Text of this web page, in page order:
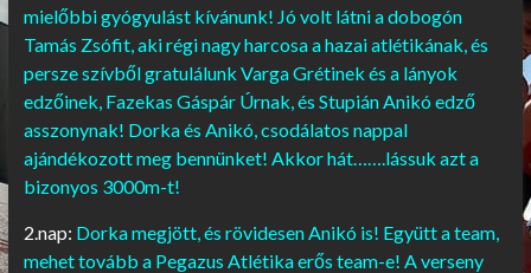
mielőbbi gyógyulást kívánunk! Jó volt látni a dobogón
Tamás Zsófit, aki régi nagy harcosa a hazai atlétikának, és
persze szívből gratulálunk Varga Grétinek és a lányok
edzőinek, Fazekas Gáspár Úrnak, és Stupián Anikó edző
asszonynak! Dorka és Anikó, csodálatos nappal
ajándékozott meg bennünket! Akkor hát…….lássuk azt a
bizonyos 3000m-t!
2.nap: Dorka megjött, és rövidesen Anikó is! Együtt a team,
mehet tovább a Pegazus Atlétika erős team-e! A verseny